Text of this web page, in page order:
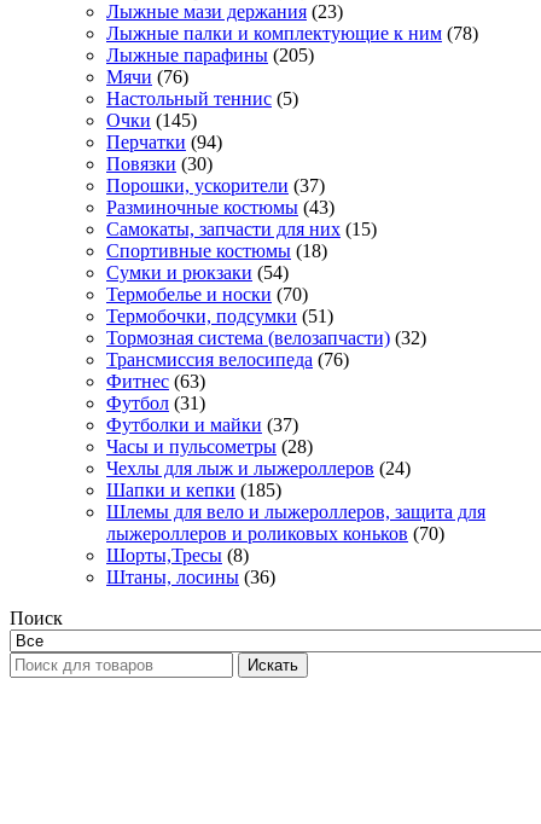
Лыжные мази держания (23)
Лыжные палки и комплектующие к ним (78)
Лыжные парафины (205)
Мячи (76)
Настольный теннис (5)
Очки (145)
Перчатки (94)
Повязки (30)
Порошки, ускорители (37)
Разминочные костюмы (43)
Самокаты, запчасти для них (15)
Спортивные костюмы (18)
Сумки и рюкзаки (54)
Термобелье и носки (70)
Термобочки, подсумки (51)
Тормозная система (велозапчасти) (32)
Трансмиссия велосипеда (76)
Фитнес (63)
Футбол (31)
Футболки и майки (37)
Часы и пульсометры (28)
Чехлы для лыж и лыжероллеров (24)
Шапки и кепки (185)
Шлемы для вело и лыжероллеров, защита для
лыжероллеров и роликовых коньков (70)
Шорты,Тресы (8)
Штаны, лосины (36)
Поиск
Искать